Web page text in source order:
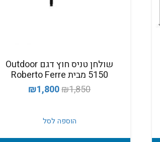
שולחן טניס חוץ דגם Outdoor
5150 מבית Roberto Ferre
₪1,850
המחיר
היה:
₪1,800
המחיר
הוספה לסל